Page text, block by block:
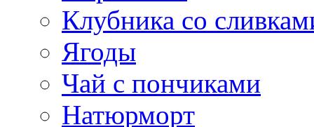
Клубника со
Ягоды
Чай с пончиками
Натюрморт